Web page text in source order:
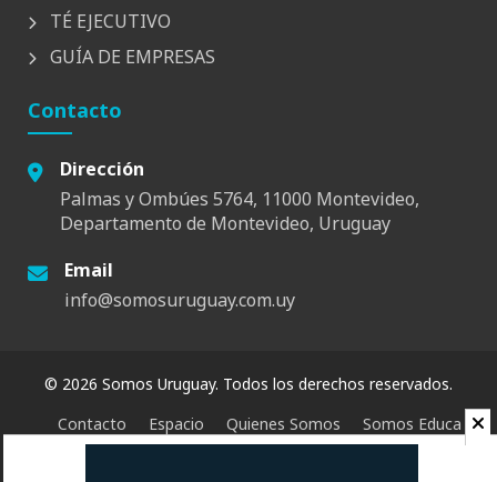
TÉ EJECUTIVO
GUÍA DE EMPRESAS
Contacto
Dirección
Palmas y Ombúes 5764, 11000 Montevideo,
Departamento de Montevideo, Uruguay
Email
info@somosuruguay.com.uy
© 2026 Somos Uruguay. Todos los derechos reservados.
Contacto
Espacio Quienes Somos Somos Educa